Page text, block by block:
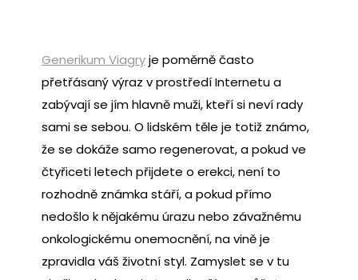
Generikum Viagryje poměrně často
přetřásaný výraz v prostředí Internetu a
zabývají se jím hlavně muži, kteří si neví rady
sami se sebou. O lidském těle je totiž známo,
že se dokáže samo regenerovat, a pokud ve
čtyřiceti letech přijdete o erekci, není to
rozhodně známka stáří, a pokud přímo
nedošlo k nějakému úrazu nebo závažnému
onkologickému onemocnění, na vině je
zpravidla váš životní styl. Zamyslet se v tu